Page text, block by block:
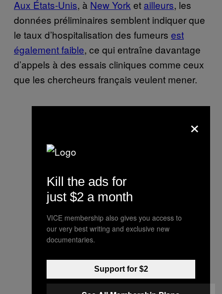
Aux États-Unis, à New York et ailleurs, les
données préliminaires semblent indiquer que
le taux d’hospitalisation des fumeurs est
également faible, ce qui entraîne davantage
d’appels à des essais cliniques comme ceux
que les chercheurs français veulent mener.
×
Kill the ads for
just $2 a month
VICE membership also gives you access to
our very best writing and exclusive new
documentaries.
Support for $2